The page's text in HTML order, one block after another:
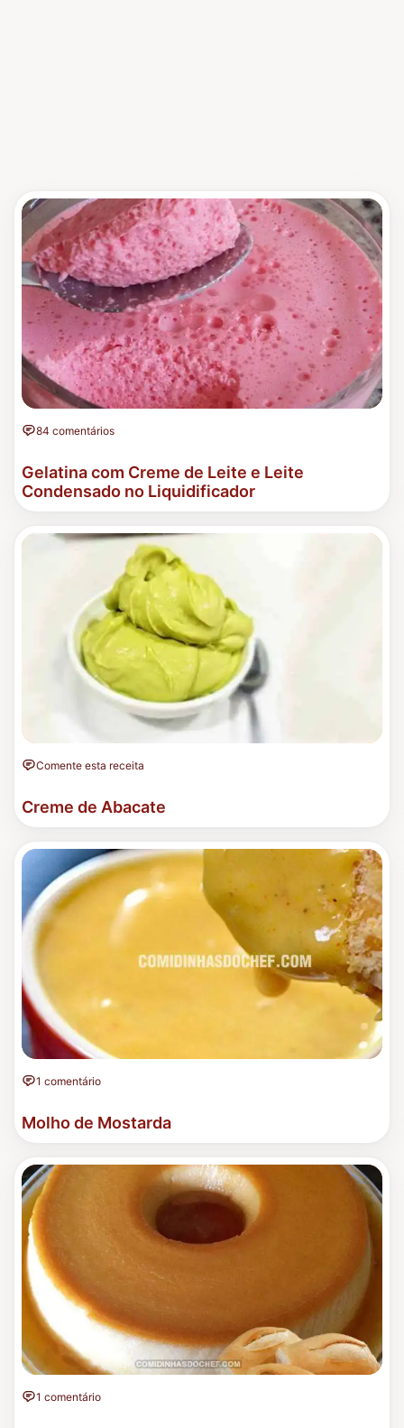
84 comentários
Gelatina com Creme de Leite e Leite
Condensado no Liquidificador
Comente esta receita
Creme de Abacate
1 comentário
Molho de Mostarda
1 comentário